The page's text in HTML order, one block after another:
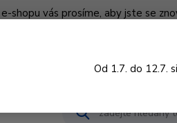
shopu vás prosíme, aby jste se
Od 1.7. do 12.7.